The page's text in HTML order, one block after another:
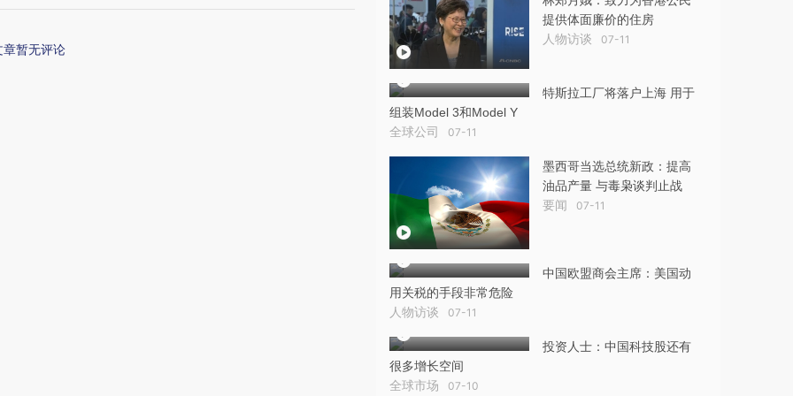
章暂无评论
提供体面廉价的住房
人物访谈 07-11
特斯拉工厂将落户上海 用于
组装Model 3和Model Y
全球公司 07-11
墨西哥当选总统新政：提高
油品产量 与毒枭谈判止战
要闻 07-11
中国欧盟商会主席：美国动
用关税的手段非常危险
人物访谈 07-11
投资人士：中国科技股还有
很多增长空间
全球市场 07-10